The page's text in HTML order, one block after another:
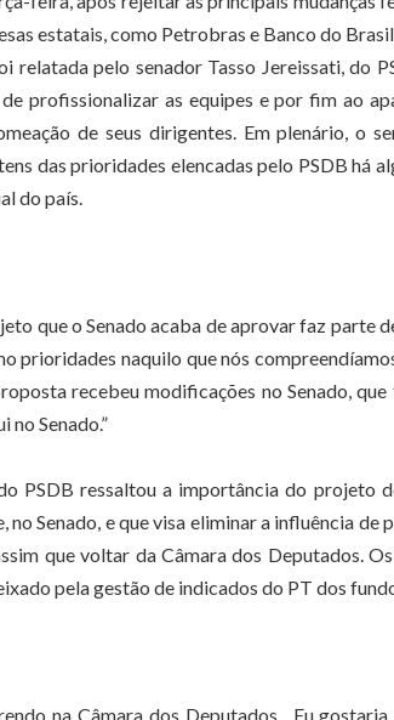
estatais, como Petrobras e Banco do
relatada pelo senador Tasso Jereissati, do
profissionalizar as equipes e por fim ao
de seus dirigentes. Em plenário, o
das prioridades elencadas pelo PSDB há
do país.
que o Senado acaba de aprovar faz parte
prioridades naquilo que nós
recebeu modificações no Senado,
no Senado.”
PSDB ressaltou a importância do projeto
no Senado, e que visa eliminar a influência
que voltar da Câmara dos Deputados.
pela gestão de indicados do PT dos
na Câmara dos Deputados . Eu